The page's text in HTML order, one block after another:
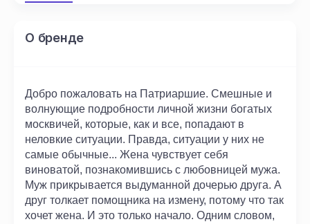
О бренде
Добро пожаловать на Патриаршие. Смешные и
волнующие подробности личной жизни богатых
москвичей, которые, как и все, попадают в
неловкие ситуации. Правда, ситуации у них не
самые обычные... Жена чувствует себя
виноватой, познакомившись с любовницей мужа.
Муж прикрывается выдуманной дочерью друга. А
друг толкает помощника на измену, потому что так
хочет жена. И это только начало. Одним словом,